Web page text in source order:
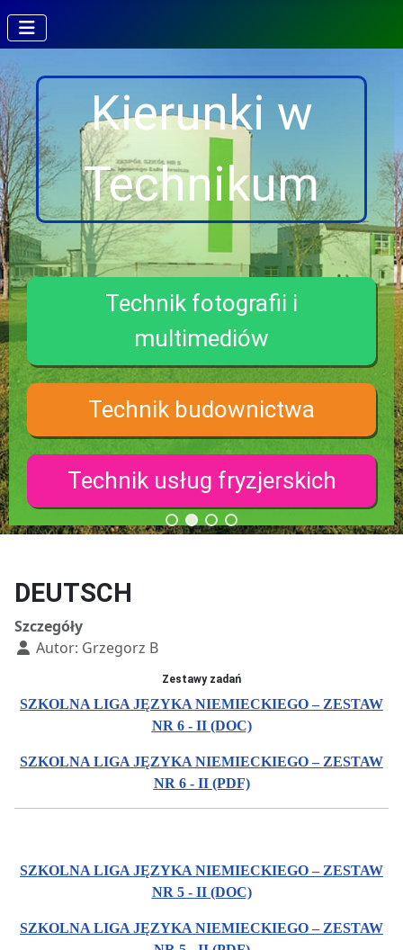
Kierunki w
Technikum
Technik fotografii i
multimediów
Technik budownictwa
Technik usług fryzjerskich
DEUTSCH
Szczegóły
Autor: Grzegorz B
Zestawy zadań
SZKOLNA LIGA JĘZYKA NIEMIECKIEGO – ZESTAW
NR 6 - II (DOC)
SZKOLNA LIGA JĘZYKA NIEMIECKIEGO – ZESTAW
NR 6 - II (PDF)
SZKOLNA LIGA JĘZYKA NIEMIECKIEGO – ZESTAW
NR 5 - II (DOC)
SZKOLNA LIGA JĘZYKA NIEMIECKIEGO – ZESTAW